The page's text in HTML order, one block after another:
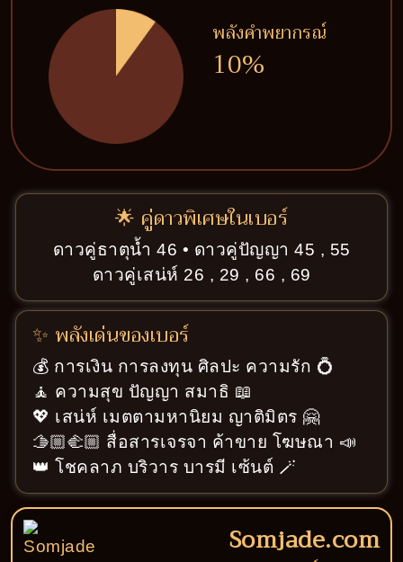
พลังคำพยากรณ์
10%
🌟 คู่ดาวพิเศษในเบอร์
ดาวคู่ธาตุน้ำ 46 • ดาวคู่ปัญญา 45 , 55
ดาวคู่เสน่ห์ 26 , 29 , 66 , 69
✨ พลังเด่นของเบอร์
💰 การเงิน การลงทุน ศิลปะ ความรัก 💍
🧘 ความสุข ปัญญา สมาธิ 📖
💖 เสน่ห์ เมตตามหานิยม ญาติมิตร 🤗
🫱🏼‍🫲🏼 สื่อสารเจรจา ค้าขาย โฆษณา 📣
👑 โชคลาภ บริวาร บารมี เซ้นต์ 🪄
Somjade.com